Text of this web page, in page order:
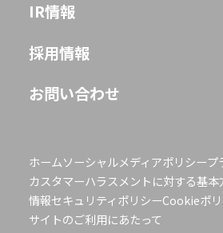
IR情報
採用情報
お問い合わせ
ホームソーシャルメディアポリシープ
カスタマーハラスメントに対する基本
情報セキュリティポリシーCookieポ
サイトのご利用にあたって